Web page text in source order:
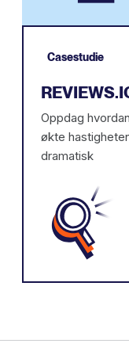
Casestudie
Oppdag
økte
dramatisk